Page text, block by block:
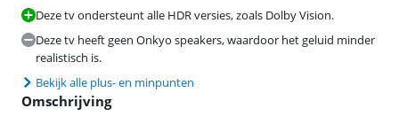
Deze tv ondersteunt alle HDR versies, zoals Dolby Vision.
Deze tv heeft geen Onkyo speakers, waardoor het geluid minder
realistisch is.
Bekijk alle plus- en minpunten
Omschrijving